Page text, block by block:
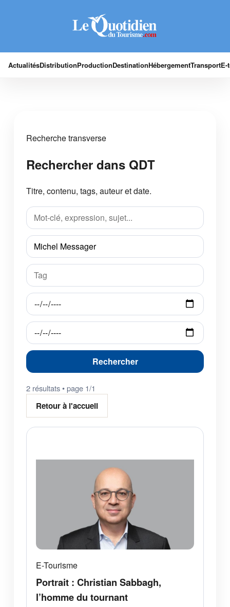
ActualitésDistributionProductionDestinationHébergementTransport
Recherche transverse
Rechercher dans QDT
Titre, contenu, tags, auteur et date.
Rechercher
2 résultats • page 1/1
Retour à l'accueil
E-Tourisme
Portrait : Christian Sabbagh,
l’homme du tournant